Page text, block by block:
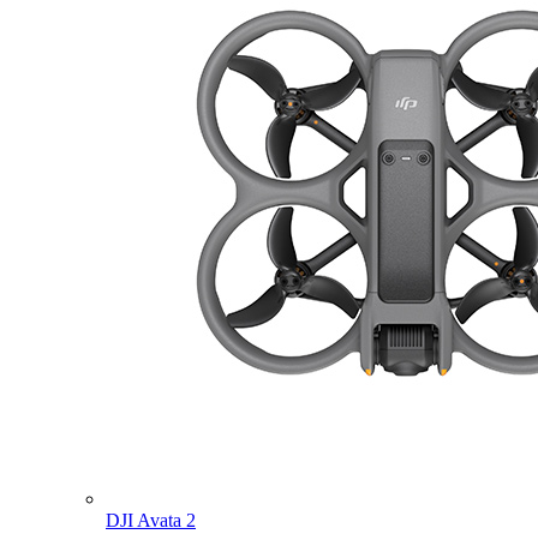
DJI Avata 2